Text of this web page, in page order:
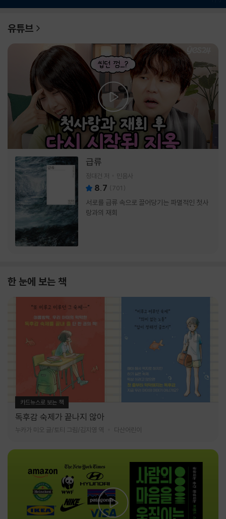
유튜브
급류
정대건 저 민음사
8.7 (701 )
서로를 급류 속으로 끌어당기는 파멸적인 첫사
랑과의 재회
한 눈에 보는 책
카드뉴스로 보는 책
독후감 숙제가 끝나지 않아
누카가 미오 글/토티 그림/김지영 역 다산어린이